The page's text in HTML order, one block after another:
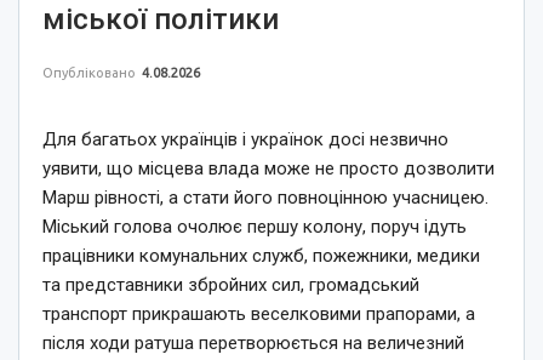
міської політики
Опубліковано 4.08.2026
Для багатьох українців і українок досі незвично
уявити, що місцева влада може не просто дозволити
Марш рівності, а стати його повноцінною учасницею.
Міський голова очолює першу колону, поруч ідуть
працівники комунальних служб, пожежники, медики
та представники збройних сил, громадський
транспорт прикрашають веселковими прапорами, а
після ходи ратуша перетворюється на величезний